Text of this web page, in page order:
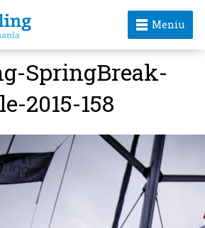
Meniu
SpringBreak-
2015-158